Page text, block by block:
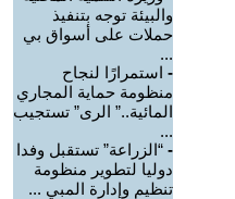
والبيئة توجه بتنفيذ
حملات على أسواق بي
...
- استمرارًا لنجاح
منظومة حماية المجاري
المائية..” الرى” تستجيب
...
- “الزراعة” تستقبل وفدا
دوليا لتطوير منظومة
تنظيم وإدارة المبي ...